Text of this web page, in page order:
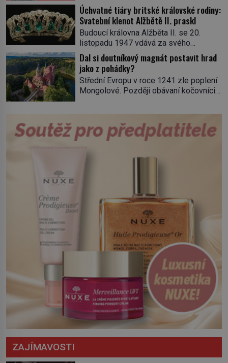
prohlásil o něm jiný významný
francouzský revolucionář, Honoré de
Mirabeau […]
rychle v jedné ze „sandtnerek“.
„Zaplaťpánbůh, že už nemusíme chodit
s lístky,“ povzdechne si směrem ke
služce, kterou má v kuchyni k ruce.
Ještě v prvních letech nové republiky
fungoval kvůli nedostatku zboží
přídělový systém. […]
Úchvatné tiáry britské královské rodiny:
Svatební klenot Alžbětě II. praskl
Budoucí královna Alžběta II. se 20.
listopadu 1947 vdává za svého
vyvoleného Filipa Mountbattena. Aby
měla na obřad ve Westminsteru podle
tradice „něco vypůjčeného“, její matka jí
věnuje jedinečný šperk ze své
soukromé kolekce – diamantovou tiáru
tiára,“ zhodnotil klenot britský politik Sir
Henry Channon (1897–1958), když si […]
Dal si doutníkový magnát postavit hrad
jako z pohádky?
Střední Evropu v roce 1241 zle poplení
Mongolové. Později obávaní kočovníci
jednat. Na další případné řádění barbarů
z východu se chce pečlivě připravit!
Český král Václav I. (1205–1253) přijme
opatření, která mají posílit obranu jeho
království. Zajistit hodlá především
ZAJÍMAVOSTI